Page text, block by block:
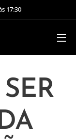
17:30